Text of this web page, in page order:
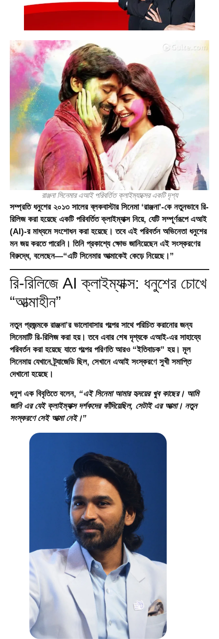
রাঞ্জনা সিনেমার এআই পরিবর্তিত ক্লাইম্যাক্সের একটি দৃশ্য
সম্প্রতি ধনুশের ২০১৩ সালের ব্লকবাস্টার সিনেমা ‘রাঞ্জনা’-কে নতুনভাবে রি-
রিলিজ করা হয়েছে একটি পরিবর্তিত ক্লাইম্যাক্স নিয়ে, যেটি সম্পূর্ণরূপেএআই
(AI)-র মাধ্যমে সংশোধন করা হয়েছে। তবে এই পরিবর্তন অভিনেতা ধনুশের
মন জয় করতে পারেনি। তিনি প্রকাশ্যে ক্ষোভ জানিয়েছেন এই সংস্করণের
বিরুদ্ধে, বলেছেন—“এটি সিনেমার আত্মাকেই কেড়ে নিয়েছে।”
রি-রিলিজে AI ক্লাইম্যাক্স: ধনুশের চোখে
“আত্মাহীন”
নতুন প্রজন্মকে রাঞ্জনা’র ভালোবাসার গল্পের সাথে পরিচিত করানোর জন্য
সিনেমাটি রি-রিলিজ করা হয়। তবে এবার শেষ দৃশ্যকে এআই-এর সাহায্যে
পরিবর্তন করা হয়েছে যাতে গল্পের পরিণতি আরও “ইতিবাচক” হয়। মূল
সিনেমায় যেখানে ট্র্যাজেডি ছিল, সেখানে এআই সংস্করণে সুখী সমাপ্তি
দেখানো হয়েছে।
ধনুশ এক বিবৃতিতে বলেন, “এই সিনেমা আমার হৃদয়ের খুব কাছের। আমি
জানি এর যেই ক্লাইম্যাক্স দর্শকদের কাঁদিয়েছিল, সেটাই এর আত্মা। নতুন
সংস্করণে সেই আত্মা নেই।”